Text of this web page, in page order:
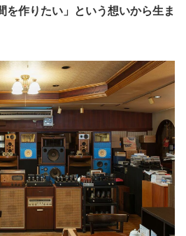
を作りたい」という想いから生ま